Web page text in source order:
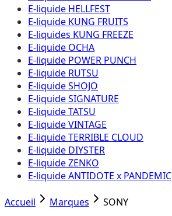
E-liquide HELLFEST
E-liquide KUNG FRUITS
E-liquides KUNG FREEZE
E-liquide OCHA
E-liquide POWER PUNCH
E-liquide RUTSU
E-liquide SHOJO
E-liquide SIGNATURE
E-liquide TATSU
E-liquide VINTAGE
E-liquide TERRIBLE CLOUD
E-liquide DIYSTER
E-liquide ZENKO
E-liquide ANTIDOTE x PANDEMIC
Accueil Marques SONY